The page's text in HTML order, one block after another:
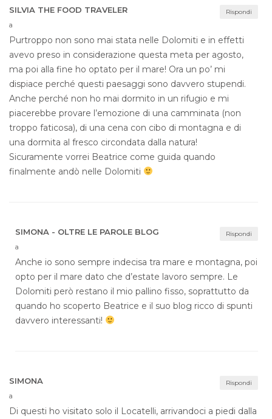
Rispondi
SILVIA THE FOOD TRAVELER
a
Purtroppo non sono mai stata nelle Dolomiti e in effetti
avevo preso in considerazione questa meta per agosto,
ma poi alla fine ho optato per il mare! Ora un po’ mi
dispiace perché questi paesaggi sono davvero stupendi.
Anche perché non ho mai dormito in un rifugio e mi
piacerebbe provare l’emozione di una camminata (non
troppo faticosa), di una cena con cibo di montagna e di
una dormita al fresco circondata dalla natura!
Sicuramente vorrei Beatrice come guida quando
finalmente andò nelle Dolomiti
Rispondi
SIMONA - OLTRE LE PAROLE BLOG
a
Anche io sono sempre indecisa tra mare e montagna, poi
opto per il mare dato che d’estate lavoro sempre. Le
Dolomiti però restano il mio pallino fisso, soprattutto da
quando ho scoperto Beatrice e il suo blog ricco di spunti
davvero interessanti!
Rispondi
SIMONA
a
Di questi ho visitato solo il Locatelli, arrivandoci a piedi dalla